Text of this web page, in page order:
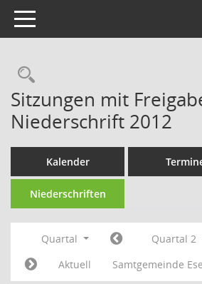
Toggle navigation
Rechercheauswahl
Sitzungen mit
Niederschrift 2012
Kalender
Niederschriften
Quartal Quartal 2
Aktuell
Samtgemeinde